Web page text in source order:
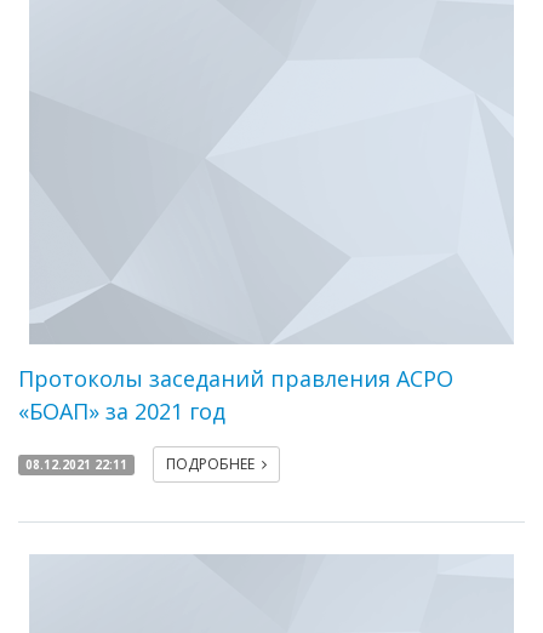
Протоколы заседаний правления АСРО
«БОАП» за 2021 год
08.12.2021 22:11 ПОДРОБНЕЕ